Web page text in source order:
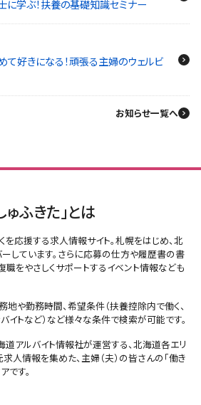
に学ぶ！扶養の基礎知識セミナー
て好きになる！頑張る主婦のウェルビ
お知らせ一覧へ
ゅふきた」とは
を応援する求人情報サイト。札幌をはじめ、北
しています。さらに応募の仕方や履歴書の書
をやさしくサポートするイベント情報なども
や勤務時間、希望条件（扶養控除内で働く、
イトなど）など様々な条件で検索が可能です。
道アルバイト情報社が運営する、北海道各エリ
人情報を集めた、主婦（夫）の皆さんの「働き
です。